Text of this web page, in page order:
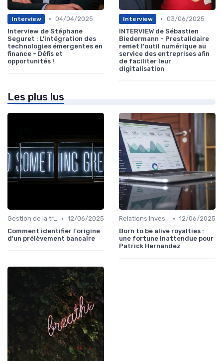
Interview • 04/04/2025
Interview de Stéphane
Seguret : L'intégration des
technologies émergentes en
finance - Défis et
opportunités !
Interview • 03/06/2025
INTERVIEW de Sébastien
Biedermann - Prestalidaire
remet l'outil numérique au
service des entreprises afin
de faciliter leur
digitalisation
Les plus lus
Gestion de la trésorerie & cash management • 12/06/2025
Comment identifier l'origine
d'un prélèvement bancaire
Relations investisseurs & actionnaires • 12/06/2025
Born to be alive royalties :
une fortune inattendue pour
Patrick Hernandez